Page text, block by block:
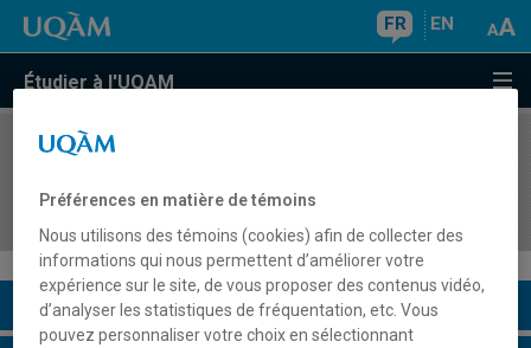
FR EN
Étudier à l'UQAM
COURS//
langage
Description du cours
Préférences en matière de témoins
Nous utilisons des témoins (cookies) afin de collecter des
informations qui nous permettent d’améliorer votre
expérience sur le site, de vous proposer des contenus vidéo,
d’analyser les statistiques de fréquentation, etc. Vous
pouvez personnaliser votre choix en sélectionnant